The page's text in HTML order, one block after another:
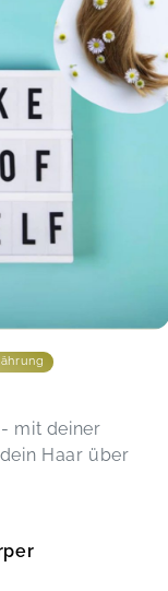
mit deiner
Haar über